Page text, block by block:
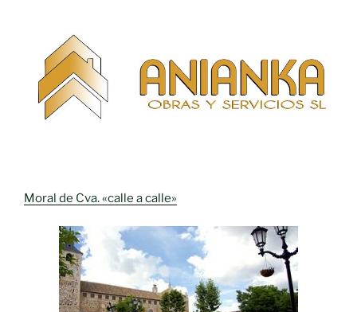
Moral de Cva. «calle a calle»